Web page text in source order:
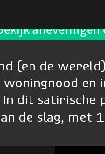
afleveringen
(en de
en
In dit satirische
de slag, met